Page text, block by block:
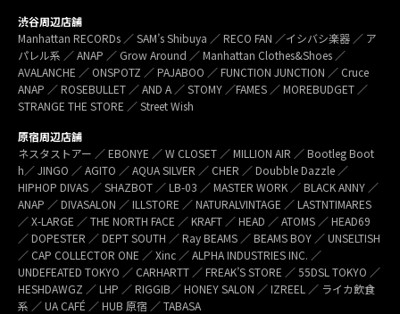
渋谷周辺店舗
Manhattan RECORDs ／ SAM’s Shibuya ／ RECO FAN ／イシバシ楽器 ／ ア
パレル系 ／ ANAP ／ Grow Around ／ Manhattan Clothes&Shoes ／
AVALANCHE ／ ONSPOTZ ／ PAJABOO ／ FUNCTION JUNCTION ／ Cruce
ANAP ／ ROSEBULLET ／ AND A ／ STOMY ／FAMES ／ MOREBUDGET ／
STRANGE THE STORE ／ Street Wish
原宿周辺店舗
ネスタストアー ／ EBONYE ／ W CLOSET ／ MILLION AIR ／ Bootleg Boot
h／ JINGO ／ AGITO ／ AQUA SILVER ／ CHER ／ Doubble Dazzle ／
HIPHOP DIVAS ／ SHAZBOT ／ LB-03 ／ MASTER WORK ／ BLACK ANNY ／
ANAP ／ DIVASALON ／ ILLSTORE ／ NATURALVINTAGE ／ LASTNTIMARES
／ X-LARGE ／ THE NORTH FACE ／ KRAFT ／ HEAD ／ ATOMS ／ HEAD69
／ DOPESTER ／ DEPT SOUTH ／ Ray BEAMS ／ BEAMS BOY ／ UNSELTISH
／ CAP COLLECTOR ONE ／ Xinc ／ ALPHA INDUSTRIES INC. ／
UNDEFEATED TOKYO ／ CARHARTT ／ FREAK’S STORE ／ 55DSL TOKYO ／
HESHDAWGZ ／ LHP ／ RIGGIB／ HONEY SALON ／ IZREEL ／ ライカ飲食
系 ／ UA CAFÉ ／ HUB 原宿 ／ TABASA